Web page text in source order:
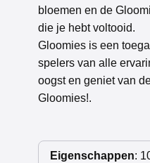
bloemen en de
die je hebt voltooid.
Gloomies is een
spelers van alle
oogst en geniet van
Gloomies!.
Eigenschappen: